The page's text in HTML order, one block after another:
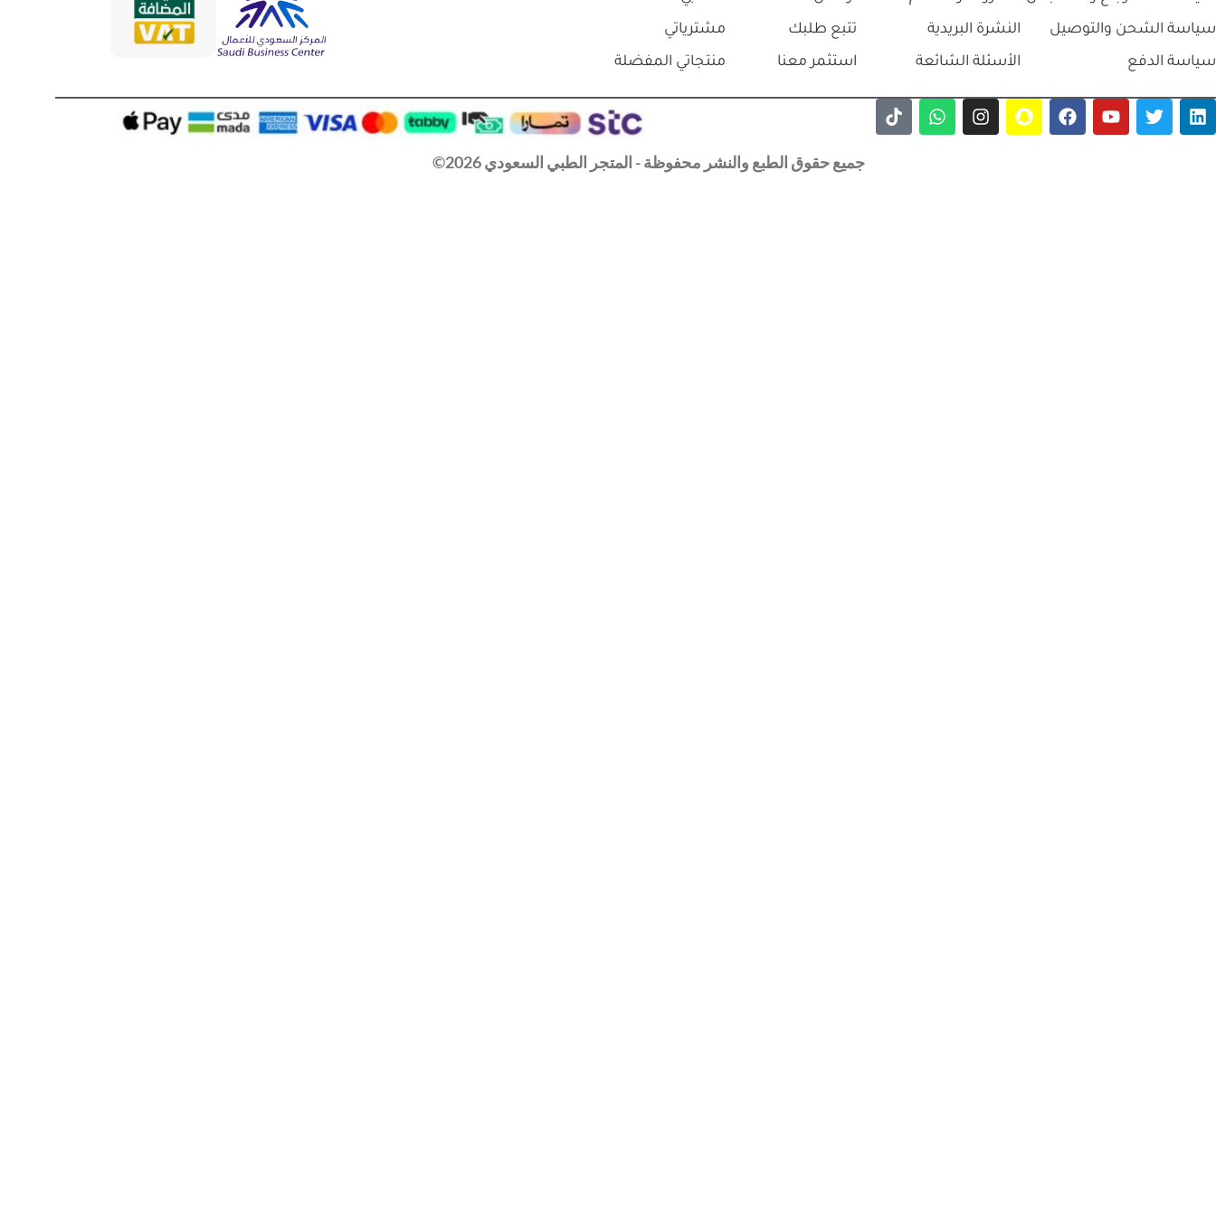
سياسة الشحن والتوصيل
سياسة الدفع
النشرة البريدية
الأسئلة الشائعة
تتبع طلبك
استثمر معنا
مشترياتي
منتجاتي المفضلة
جميع حقوق الطبع والنشر محفوظة - المتجر الطبي السعودي 2026©